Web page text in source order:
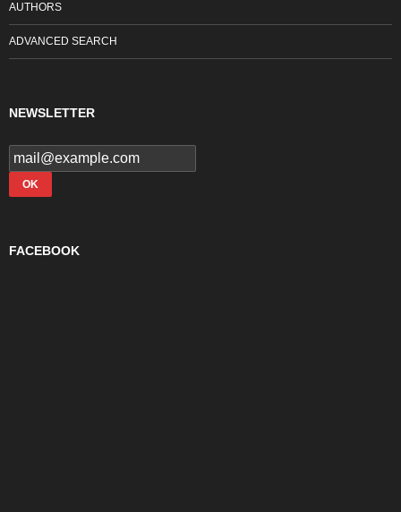
AUTHORS
ADVANCED SEARCH
NEWSLETTER
FACEBOOK